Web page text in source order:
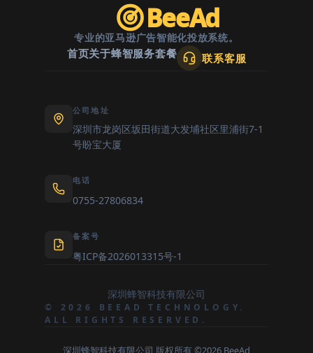
BeeAd
专业的亚马逊广告智能化投放系统。
首页关于蜂智服务套餐 联系客服
公司地址
深圳市龙岗区坂田街道大发埔社区里浦街7-1
号盼宝大厦
电话
0755-27806834
备案号
粤ICP备2026013315号-1
深圳蜂智科技有限公司
© 2026 BEEAD TECHNOLOGY.
ALL RIGHTS RESERVED.
深圳蜂智科技有限公司 版权所有 ©2026 BeeAd